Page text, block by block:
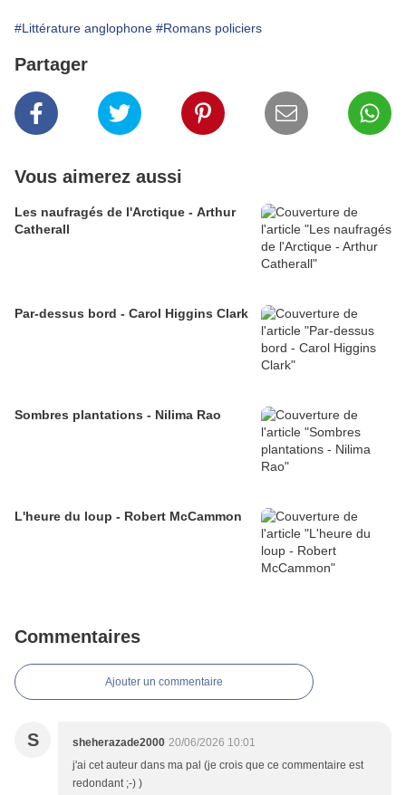
#Littérature anglophone #Romans policiers
Partager
Vous aimerez aussi
Les naufragés de l'Arctique - Arthur
Catherall
Par-dessus bord - Carol Higgins Clark
Sombres plantations - Nilima Rao
L'heure du loup - Robert McCammon
Commentaires
Ajouter un commentaire
S sheherazade2000 20/06/2026 10:01
j'ai cet auteur dans ma pal (je crois que ce commentaire est
redondant ;-) )